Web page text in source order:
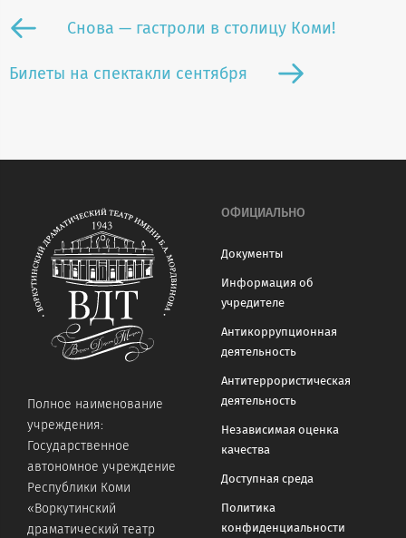
Снова — гастроли в столицу Коми!
Билеты на спектакли сентября
Полное наименование
учреждения:
Государственное
автономное учреждение
Республики Коми
«Воркутинский
драматический театр
ОФИЦИАЛЬНО
Документы
Информация об
учредителе
Антикоррупционная
деятельность
Антитеррористическая
деятельность
Независимая оценка
качества
Доступная среда
Политика
конфиденциальности